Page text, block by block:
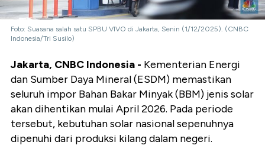
Foto: Suasana salah satu SPBU VIVO di Jakarta, Senin (1/12/2025). (CNBC
Indonesia/Tri Susilo)
Jakarta, CNBC Indonesia - Kementerian Energi
dan Sumber Daya Mineral (ESDM) memastikan
seluruh impor Bahan Bakar Minyak (BBM) jenis solar
akan dihentikan mulai April 2026. Pada periode
tersebut, kebutuhan solar nasional sepenuhnya
dipenuhi dari produksi kilang dalam negeri.